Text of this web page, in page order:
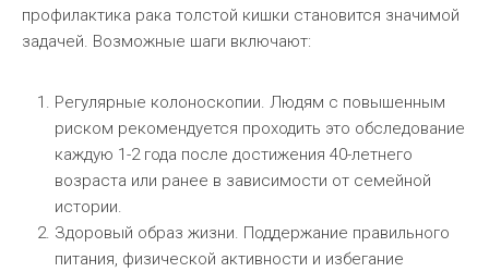
профилактика рака толстой кишки становится значимой
задачей. Возможные шаги включают:
Регулярные колоноскопии. Людям с повышенным
риском рекомендуется проходить это обследование
каждую 1-2 года после достижения 40-летнего
возраста или ранее в зависимости от семейной
истории.
Здоровый образ жизни. Поддержание правильного
питания, физической активности и избегание